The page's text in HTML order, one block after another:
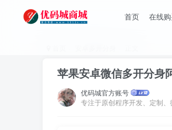
首页 在线
苹果安卓微信多开分身
优码城官方账号